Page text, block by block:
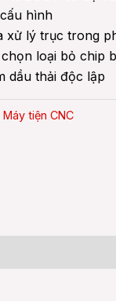
hình
lý trục trong
loại bỏ chip
dầu thải độc lập
Máy tiện CNC